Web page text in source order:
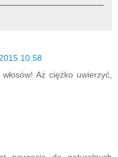
10:58
Aż ciężko uwierzyć,